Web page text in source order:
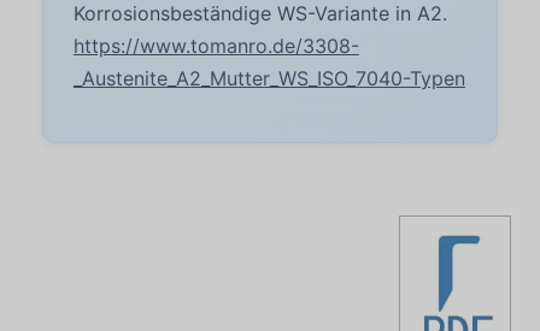
Korrosionsbeständige WS-Variante in A2.
https://www.tomanro.de/3308-
_Austenite_A2_Mutter_WS_ISO_7040-Typen